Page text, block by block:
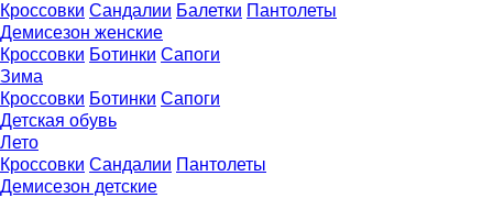
Кроссовки Сандалии Балетки Пантолеты
Демисезон женские
Кроссовки Бoтинки Сапоги
Зима
Кроссовки Ботинки Сапоги
Детская обувь
Летo
Кроссовки Сандалии Пантолеты
Демисезон детские